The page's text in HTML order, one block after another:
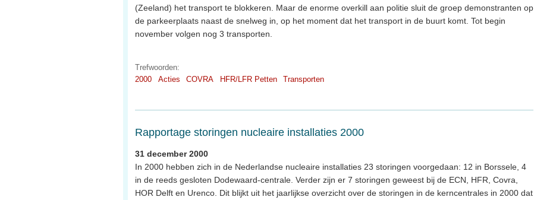
(Zeeland) het transport te blokkeren. Maar de enorme overkill aan politie sluit de groep demonstranten op
de parkeerplaats naast de snelweg in, op het moment dat het transport in de buurt komt. Tot begin
november volgen nog 3 transporten.
Trefwoorden:
2000
Acties COVRA HFR/LFR Petten Transporten
Rapportage storingen nucleaire installaties 2000
31 december 2000
In 2000 hebben zich in de Nederlandse nucleaire installaties 23 storingen voorgedaan: 12 in Borssele, 4
in de reeds gesloten Dodewaard-centrale. Verder zijn er 7 storingen geweest bij de ECN, HFR, Covra,
HOR Delft en Urenco. Dit blijkt uit het jaarlijkse overzicht over de storingen in de kerncentrales in 2000 dat